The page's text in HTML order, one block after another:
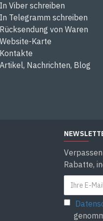
In Viber schreiben
In Telegramm schreiben
Rücksendung von Waren
Website-Karte
Kontakte
Artikel, Nachrichten, Blog
Rabatte,